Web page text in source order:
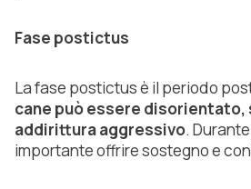
Fase postictus
La fase postictus è il periodo
cane può essere disorientato,
addirittura aggressivo.
importante offrire sostegno e